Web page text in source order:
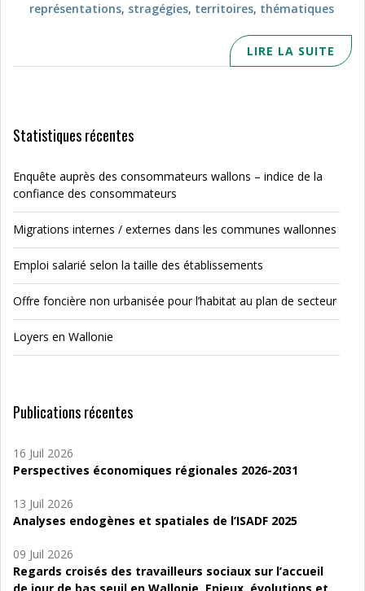
représentations, stragégies, territoires, thématiques
LIRE LA SUITE
Statistiques récentes
Enquête auprès des consommateurs wallons – indice de la
confiance des consommateurs
Migrations internes / externes dans les communes wallonnes
Emploi salarié selon la taille des établissements
Offre foncière non urbanisée pour l’habitat au plan de secteur
Loyers en Wallonie
Publications récentes
16 Juil 2026
Perspectives économiques régionales 2026-2031
13 Juil 2026
Analyses endogènes et spatiales de l’ISADF 2025
09 Juil 2026
Regards croisés des travailleurs sociaux sur l’accueil